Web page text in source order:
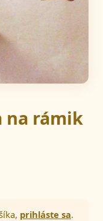
na rámik
prihláste sa.